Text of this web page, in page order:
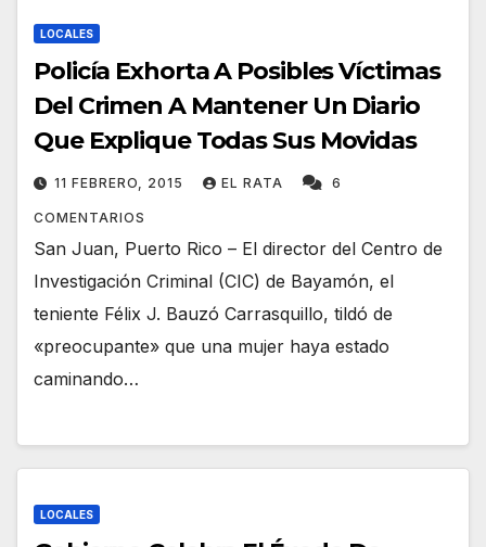
LOCALES
Policía Exhorta A Posibles Víctimas
Del Crimen A Mantener Un Diario
Que Explique Todas Sus Movidas
11 FEBRERO, 2015 EL RATA 6
COMENTARIOS
San Juan, Puerto Rico – El director del Centro de
Investigación Criminal (CIC) de Bayamón, el
teniente Félix J. Bauzó Carrasquillo, tildó de
«preocupante» que una mujer haya estado
caminando…
LOCALES